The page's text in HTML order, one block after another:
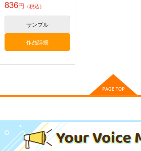
770
青山 澄香
白峰 莉花
メレ・レタナグア
サンプル
まぐ太ノート16冊
目 The Bunny's Tail
C-ARTS
オリジナル
サンプル
836円 （税込）
サンプル
作品詳細